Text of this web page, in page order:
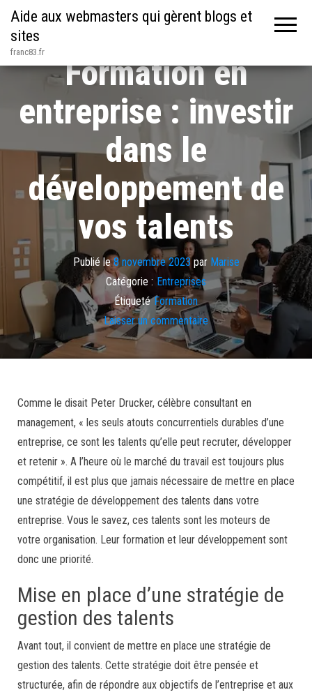
Aide aux webmasters qui gèrent blogs et
sites
franc83.fr
Formation en
entreprise : investir
dans le
développement de
vos talents
Publié le8 novembre 2023par Marise
Catégorie : Entreprises
Étiqueté Formation
Laisser un commentaire
Comme le disait Peter Drucker, célèbre consultant en
management, « les seuls atouts concurrentiels durables d’une
entreprise, ce sont les talents qu’elle peut recruter, développer
et retenir ». A l’heure où le marché du travail est toujours plus
compétitif, il est plus que jamais nécessaire de mettre en place
une stratégie de développement des talents dans votre
entreprise. Vous le savez, ces talents sont les moteurs de
votre organisation. Leur formation et leur développement sont
donc une priorité.
Mise en place d’une stratégie de
gestion des talents
Avant tout, il convient de mettre en place une stratégie de
gestion des talents. Cette stratégie doit être pensée et
structurée, afin de répondre aux objectifs de l’entreprise et aux